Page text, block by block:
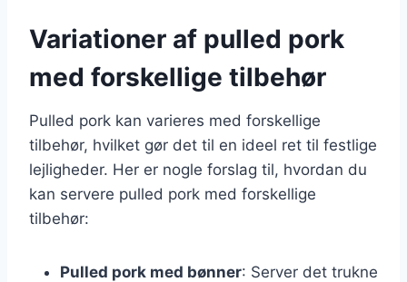
Variationer af pulled pork
med forskellige tilbehør
Pulled pork kan varieres med forskellige
tilbehør, hvilket gør det til en ideel ret til festlige
lejligheder. Her er nogle forslag til, hvordan du
kan servere pulled pork med forskellige
tilbehør:
Pulled pork med bønner: Server det trukne